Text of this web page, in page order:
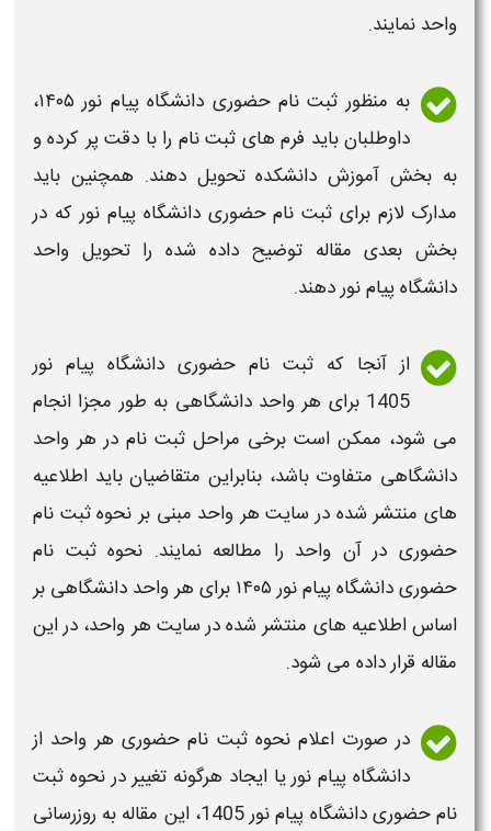
واحد نمایند.
به منظور ثبت نام حضوری دانشگاه پیام نور ۱۴۰۵،
داوطلبان باید فرم های ثبت نام را با دقت پر کرده و
به بخش آموزش دانشکده تحویل دهند. همچنین باید
مدارک لازم برای ثبت نام حضوری دانشگاه پیام نورکه در
بخش بعدی مقاله توضیح داده شده را تحویل واحد
دانشگاه پیام نوردهند.
از آنجا که ثبت نام حضوری دانشگاه پیام نور
1405 برای هر واحددانشگاهی به طور مجزا انجام
می شود، ممکن است برخی مراحل ثبت نام در هر واحد
دانشگاهی متفاوت باشد، بنابراین متقاضیان باید اطلاعیه
های منتشر شده در سایت هر واحد مبنی بر نحوه ثبت نام
حضوریدر آن واحد را مطالعه نمایند. نحوه ثبت نام
حضوری دانشگاه پیام نور ۱۴۰۵ برای هر واحد دانشگاهی بر
اساس اطلاعیه های منتشر شده در سایت هر واحد، در این
مقاله قرار داده می شود.
در صورت اعلامنحوه ثبت نام حضوری هر واحد از
دانشگاه پیام نوریا ایجاد هرگونه تغییر درنحوه ثبت
نام حضوری دانشگاه پیام نور 1405
، این مقاله به روزرسانی